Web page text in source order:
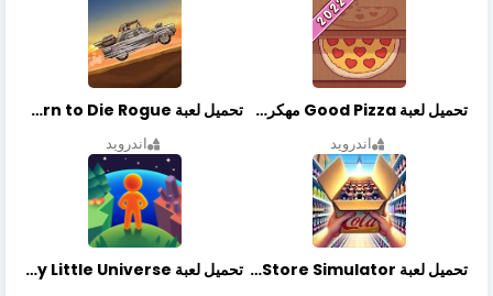
تحميل لعبة Good Pizza مهكرة اخر اصدار
اندرويد
تحميل لعبة Earn to Die Rogue مهكرة اخر اصدار
اندرويد
تحميل لعبة Retail Store Simulator مهكرة اخر اصدار تحميل لعبة My Little Universe مهكرة أخر إصدار